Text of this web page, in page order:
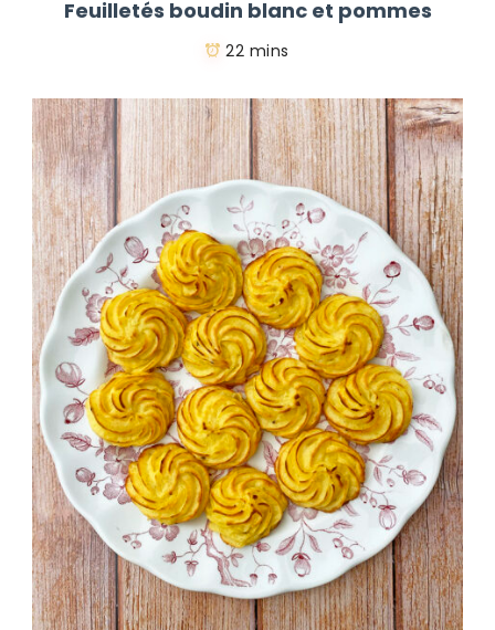
Feuilletés boudin blanc et pommes
22 mins